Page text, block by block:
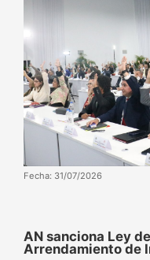
Fecha: 31/07/2026
AN sanciona Ley
Arrendamiento de